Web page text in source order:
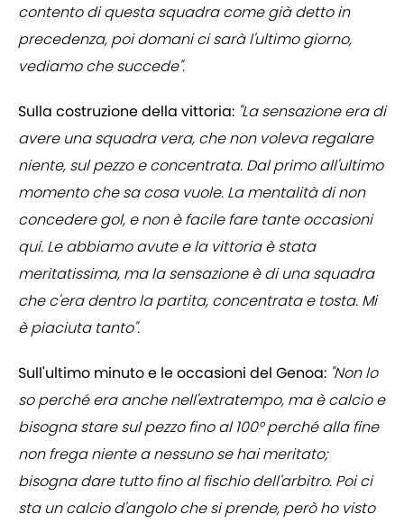
contento di questa squadra come già detto in
precedenza, poi domani ci sarà l'ultimo giorno,
vediamo che succede".
Sulla costruzione della vittoria: "La sensazione era di
avere una squadra vera, che non voleva regalare
niente, sul pezzo e concentrata. Dal primo all'ultimo
momento che sa cosa vuole. La mentalità di non
concedere gol, e non è facile fare tante occasioni
qui. Le abbiamo avute e la vittoria è stata
meritatissima, ma la sensazione è di una squadra
che c'era dentro la partita, concentrata e tosta. Mi
è piaciuta tanto".
Sull'ultimo minuto e le occasioni del Genoa: "Non lo
so perché era anche nell'extratempo, ma è calcio e
bisogna stare sul pezzo fino al 100° perché alla fine
non frega niente a nessuno se hai meritato;
bisogna dare tutto fino al fischio dell'arbitro. Poi ci
sta un calcio d'angolo che si prende, però ho visto